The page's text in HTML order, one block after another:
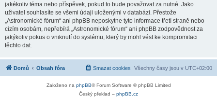
jakékoliv téma nebo příspěvek, pokud to bude považovat za nutné. Jako
uživatel souhlasíte se všemi údaji uloženými v databázi. Přestože
„Astronomické fórum“ ani phpBB neposkytne tyto informace třetí straně nebo
cizím osobám, nepřebírá „Astronomické fórum“ ani phpBB zodpovědnost za
jakýkoliv pokus o vniknutí do systému, který by mohl vést ke kompromitaci
těchto dat.
Domů Obsah fóra Všechny časy jsou v UTC+02:00
Smazat cookies
Založeno na phpBB® Forum Software © phpBB Limited
Český překlad – phpBB.cz